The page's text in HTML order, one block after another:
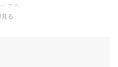
スル
毛ブラシ。静電気による広がり
ィクルを整えて静電気を軽減す
る